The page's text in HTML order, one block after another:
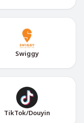
Swiggy
TikTok/Douyin